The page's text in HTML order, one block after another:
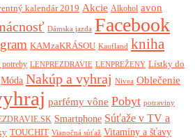
kalendár 2019 Akcie Alkohol avon
Dámska jazda Facebook
KAMzaKRÁSOU Kaufland kniha
LENPREZDRAVIE LENPREŽENY Lístky do
Móda Nakúp a vyhraj Nivea Oblečenie
parfémy vône Pobyt potraviny
Smartphone Súťaže v TV a
TOUCHIT Vianočná súťaž Vitamíny a šťavy